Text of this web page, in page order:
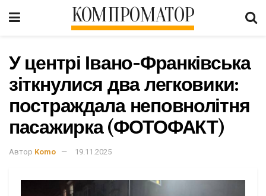
КОМПРОМАТОР
У центрі Івано-Франківська
зіткнулися два легковики:
постраждала неповнолітня
пасажирка (ФОТОФАКТ)
Автор Komo 19.11.2025